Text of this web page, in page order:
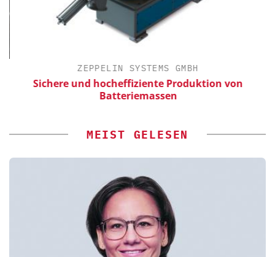
ZEPPELIN SYSTEMS GMBH
Sichere und hocheffiziente Produktion von
Batteriemassen
MEIST GELESEN